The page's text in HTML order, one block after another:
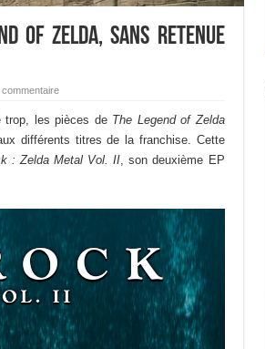
of Zelda, sans retenue
trop, les pièces de The Legend of Zelda
différents titres de la franchise. Cette
: Zelda Metal Vol. II, son deuxième EP